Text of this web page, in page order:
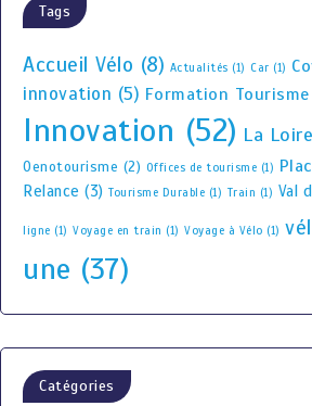
Tags
Accueil Vélo (8) Actualités (1) Car (1)
innovation (5) Formation
Innovation (52) La
Oenotourisme (2) Offices de tourisme (1)
Relance (3) Tourisme Durable (1) Train (1) Val
ligne (1) Voyage en train (1) Voyage à Vélo (1)
une (37)
Catégories